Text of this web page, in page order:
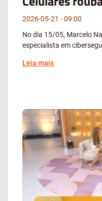
2026-05-21
09:00
No dia 15/05, Marcelo
especialista em
Leia mais